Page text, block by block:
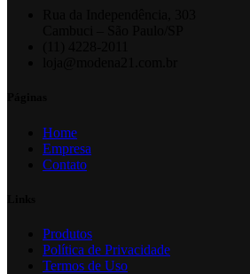
Home
Empresa
Contato
Produtos
Política de Privacidade
Termos de Uso